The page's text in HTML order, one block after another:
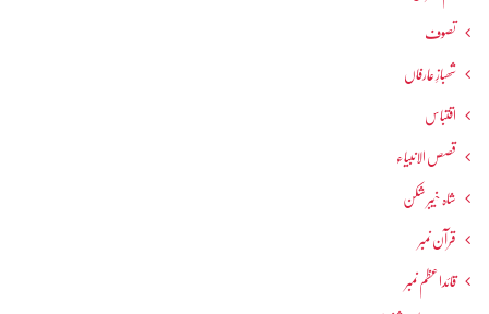
تصوف
شھبازِ عارفاں
اقتباس
قصص الانبیاء
شاہ خیبر شکن
قرآن نمبر
قائداعظم نمبر